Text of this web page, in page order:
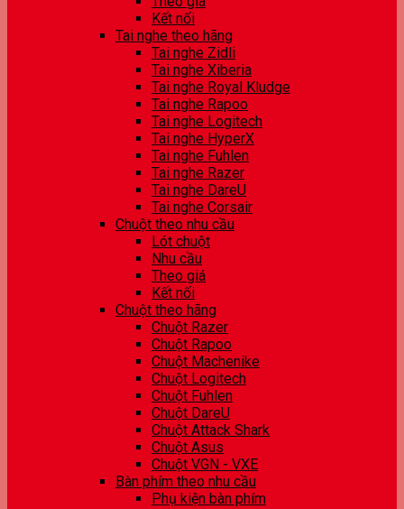
Kết nối
Tai nghe theo hãng
Tai nghe Zidli
Tai nghe Xiberia
Tai nghe Royal Kludge
Tai nghe Rapoo
Tai nghe Logitech
Tai nghe HyperX
Tai nghe Fuhlen
Tai nghe Razer
Tai nghe DareU
Tai nghe Corsair
Chuột theo nhu cầu
Lót chuột
Nhu cầu
Theo giá
Kết nối
Chuột theo hãng
Chuột Razer
Chuột Rapoo
Chuột Machenike
Chuột Logitech
Chuột Fuhlen
Chuột DareU
Chuột Attack Shark
Chuột Asus
Chuột VGN - VXE
Bàn phím theo nhu cầu
Phụ kiện bàn phím